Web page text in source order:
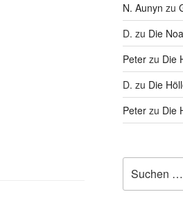
N. Aunyn zu
D. zu Die
Peterzu Die
D. zu Die
Peterzu Die
nach: